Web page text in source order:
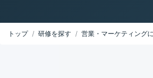
トップ 研修を探す 営業・マーケティング